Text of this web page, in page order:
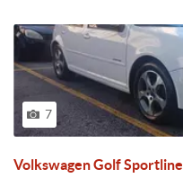
7
Volkswagen Golf